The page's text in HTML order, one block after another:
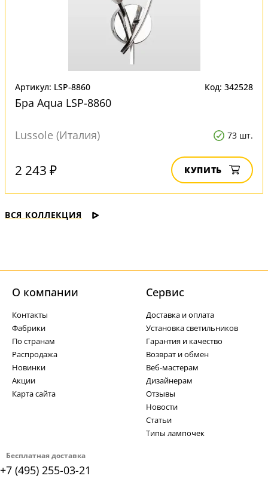
Артикул: LSP-8860 Код: 342528
Бра Aqua LSP-8860
Lussole (Италия) 73 шт.
2 243 ₽ КУПИТЬ
ВСЯ КОЛЛЕКЦИЯ
Бесплатная доставка
+7 (495) 255-03-21
О компании
Контакты
Фабрики
По странам
Распродажа
Новинки
Акции
Карта сайта
Cервис
Доставка и оплата
Установка светильников
Гарантия и качество
Возврат и обмен
Веб-мастерам
Дизайнерам
Отзывы
Новости
Статьи
Типы лампочек